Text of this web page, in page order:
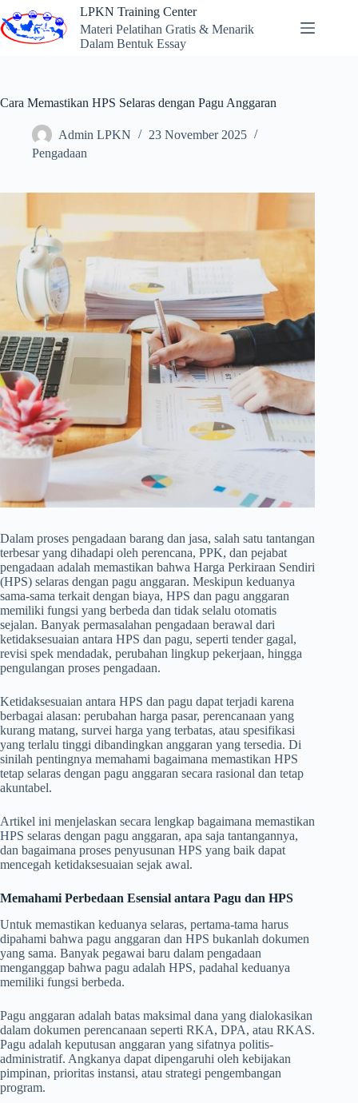
to
content
LPKN Training Center
Materi Pelatihan Gratis & Menarik
Dalam Bentuk Essay
Cara Memastikan HPS Selaras dengan Pagu Anggaran
Admin LPKN
23 November 2025
Pengadaan
Dalam proses pengadaan barang dan jasa, salah satu tantangan
terbesar yang dihadapi oleh perencana, PPK, dan pejabat
pengadaan adalah memastikan bahwa Harga Perkiraan Sendiri
(HPS) selaras dengan pagu anggaran. Meskipun keduanya
sama-sama terkait dengan biaya, HPS dan pagu anggaran
memiliki fungsi yang berbeda dan tidak selalu otomatis
sejalan. Banyak permasalahan pengadaan berawal dari
ketidaksesuaian antara HPS dan pagu, seperti tender gagal,
revisi spek mendadak, perubahan lingkup pekerjaan, hingga
pengulangan proses pengadaan.
Ketidaksesuaian antara HPS dan pagu dapat terjadi karena
berbagai alasan: perubahan harga pasar, perencanaan yang
kurang matang, survei harga yang terbatas, atau spesifikasi
yang terlalu tinggi dibandingkan anggaran yang tersedia. Di
sinilah pentingnya memahami bagaimana memastikan HPS
tetap selaras dengan pagu anggaran secara rasional dan tetap
akuntabel.
Artikel ini menjelaskan secara lengkap bagaimana memastikan
HPS selaras dengan pagu anggaran, apa saja tantangannya,
dan bagaimana proses penyusunan HPS yang baik dapat
mencegah ketidaksesuaian sejak awal.
Memahami Perbedaan Esensial antara Pagu dan HPS
Untuk memastikan keduanya selaras, pertama-tama harus
dipahami bahwa pagu anggaran dan HPS bukanlah dokumen
yang sama. Banyak pegawai baru dalam pengadaan
menganggap bahwa pagu adalah HPS, padahal keduanya
memiliki fungsi berbeda.
Pagu anggaran adalah batas maksimal dana yang dialokasikan
dalam dokumen perencanaan seperti RKA, DPA, atau RKAS.
Pagu adalah keputusan anggaran yang sifatnya politis-
administratif. Angkanya dapat dipengaruhi oleh kebijakan
pimpinan, prioritas instansi, atau strategi pengembangan
program.